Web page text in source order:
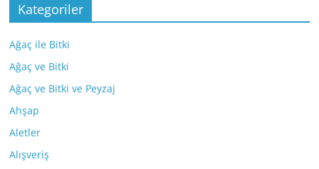
Kategoriler
Ağaç ile Bitki
Ağaç ve Bitki
Ağaç ve Bitki ve Peyzaj
Ahşap
Aletler
Alışveriş